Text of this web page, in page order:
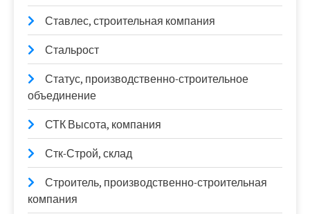
Ставлес, строительная компания
Стальрост
Статус, производственно-строительное
объединение
СТК Высота, компания
Стк-Строй, склад
Строитель, производственно-строительная
компания